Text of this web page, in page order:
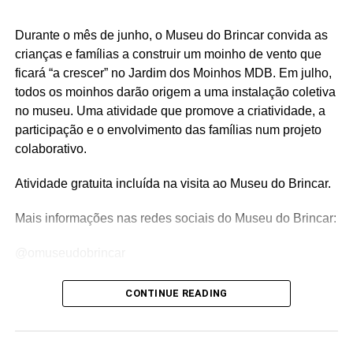
Durante o mês de junho, o Museu do Brincar convida as
crianças e famílias a construir um moinho de vento que
ficará “a crescer” no Jardim dos Moinhos MDB. Em julho,
todos os moinhos darão origem a uma instalação coletiva
no museu. Uma atividade que promove a criatividade, a
participação e o envolvimento das famílias num projeto
colaborativo.
Atividade gratuita incluída na visita ao Museu do Brincar.
Mais informações nas redes sociais do Museu do Brincar:
CONTINUE READING